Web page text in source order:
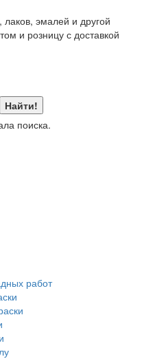
эмалей и другой
и розницу с доставкой
поиска.
работ